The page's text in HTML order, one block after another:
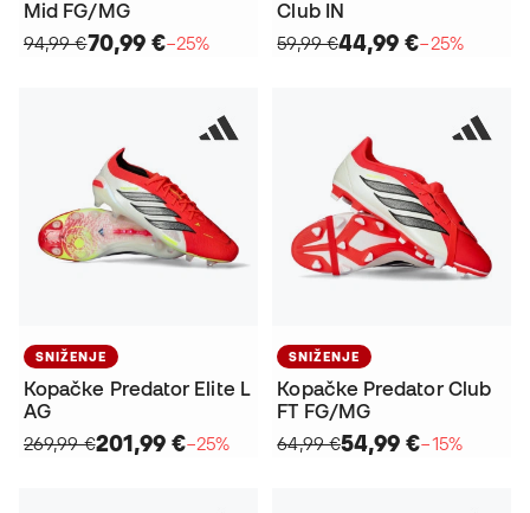
Mid FG/MG
94,99 €70,99 €−25%
Club IN
59,99 €44,99 €−25%
SNIŽENJE
Kopačke Predator Elite L
AG
269,99 €201,99 €−25%
SNIŽENJE
Kopačke Predator Club
FT FG/MG
64,99 €54,99 €−15%